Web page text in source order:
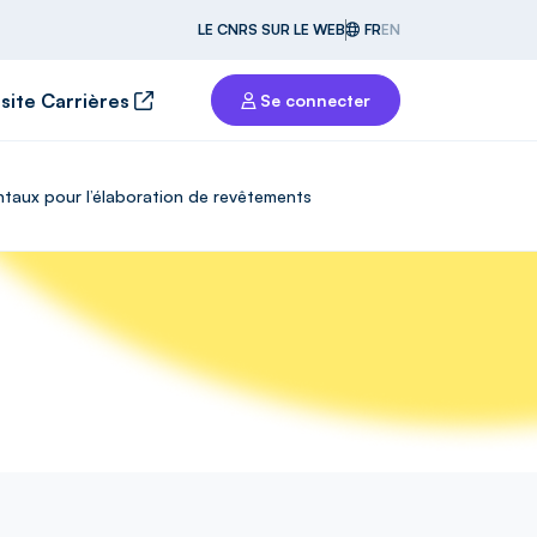
LE CNRS SUR LE WEB FREN
Carrières Se connecter
pour l’élaboration de revêtements